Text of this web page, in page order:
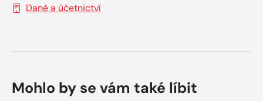
Daně a účetnictví
Mohlo by se vám také líbit